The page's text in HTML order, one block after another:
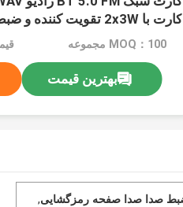
کارت با 2x3W تقویت کننده و ضبط صدا
MOQ：100 مجموعه
بهترین قیمت
,